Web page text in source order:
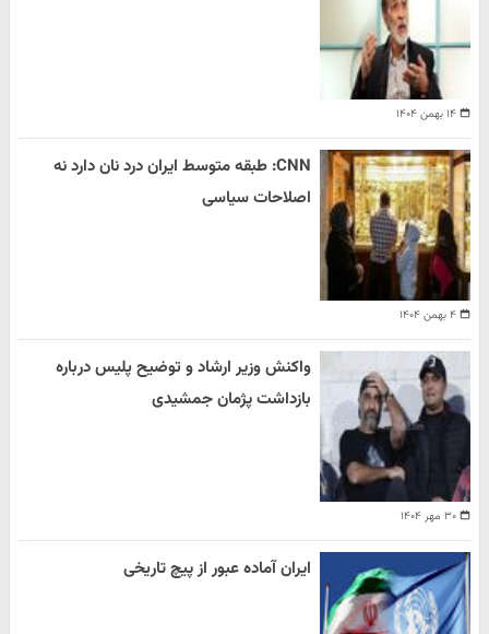
۱۴ بهمن ۱۴۰۴
۴ بهمن ۱۴۰۴
CNN: طبقه متوسط ایران درد نان دارد نه
اصلاحات سیاسی
۳۰ مهر ۱۴۰۴
واکنش وزیر ارشاد و توضیح پلیس درباره
بازداشت پژمان جمشیدی
ایران آماده عبور از پیچ تاریخی